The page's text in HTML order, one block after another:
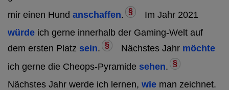
mir einen Hund anschaffen. §
Im Jahr 2021
würde ich gerne innerhalb der Gaming-Welt auf
dem ersten Platz sein. § Nächstes Jahr möchte
ich gerne die Cheops-Pyramide sehen. §
Nächstes Jahr werde ich lernen, wie man zeichnet.